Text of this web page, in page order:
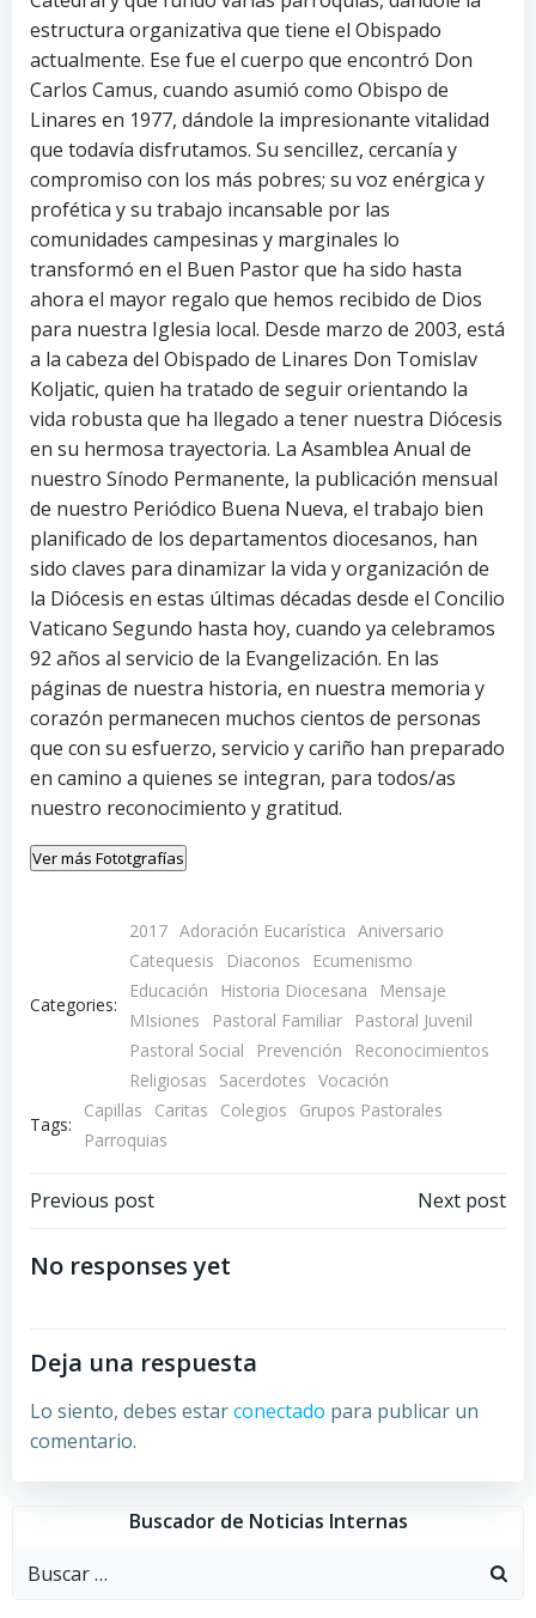
estructura organizativa que tiene el Obispado
actualmente. Ese fue el cuerpo que encontró Don
Carlos Camus, cuando asumió como Obispo de
Linares en 1977, dándole la impresionante vitalidad
que todavía disfrutamos. Su sencillez, cercanía y
compromiso con los más pobres; su voz enérgica y
profética y su trabajo incansable por las
comunidades campesinas y marginales lo
transformó en el Buen Pastor que ha sido hasta
ahora el mayor regalo que hemos recibido de Dios
para nuestra Iglesia local. Desde marzo de 2003, está
a la cabeza del Obispado de Linares Don Tomislav
Koljatic, quien ha tratado de seguir orientando la
vida robusta que ha llegado a tener nuestra Diócesis
en su hermosa trayectoria. La Asamblea Anual de
nuestro Sínodo Permanente, la publicación mensual
de nuestro Periódico Buena Nueva, el trabajo bien
planificado de los departamentos diocesanos, han
sido claves para dinamizar la vida y organización de
la Diócesis en estas últimas décadas desde el Concilio
Vaticano Segundo hasta hoy, cuando ya celebramos
92 años al servicio de la Evangelización. En las
páginas de nuestra historia, en nuestra memoria y
corazón permanecen muchos cientos de personas
que con su esfuerzo, servicio y cariño han preparado
en camino a quienes se integran, para todos/as
nuestro reconocimiento y gratitud.
Ver más Fototgrafías
Categories:
2017 Adoración Eucarística Aniversario
Catequesis
Diaconos
Ecumenismo
Educación
Historia Diocesana
Mensaje
MIsiones
Pastoral Familiar
Pastoral Juvenil
Pastoral Social
Prevención
Reconocimientos
Religiosas
Sacerdotes Vocación
Tags:
Capillas Caritas Colegios
Grupos Pastorales
Parroquias
Navegación
por
entradas
Previous post
Navegación
entradas
Next post
No responses yet
Deja una respuesta
Lo siento, debes estarconectado para publicar un
comentario.
Buscador de Noticias Internas
Buscar: